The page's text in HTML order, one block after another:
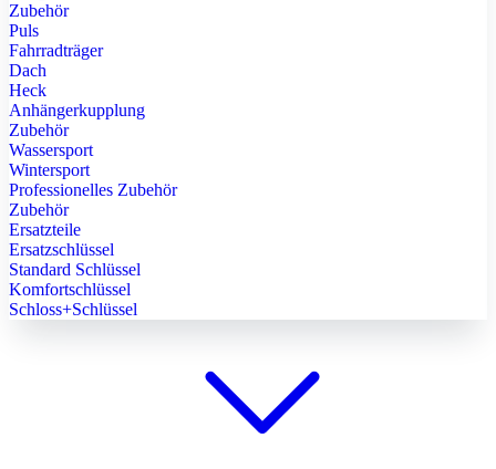
Zubehör
Puls
Fahrradträger
Dach
Heck
Anhängerkupplung
Zubehör
Wassersport
Wintersport
Professionelles Zubehör
Zubehör
Ersatzteile
Ersatzschlüssel
Standard Schlüssel
Komfortschlüssel
Schloss+Schlüssel